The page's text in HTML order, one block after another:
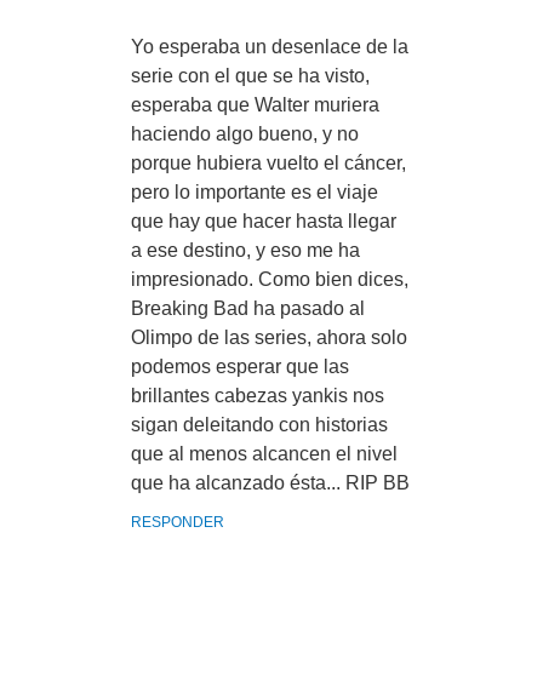
Yo esperaba un desenlace de la
serie con el que se ha visto,
esperaba que Walter muriera
haciendo algo bueno, y no
porque hubiera vuelto el cáncer,
pero lo importante es el viaje
que hay que hacer hasta llegar
a ese destino, y eso me ha
impresionado. Como bien dices,
Breaking Bad ha pasado al
Olimpo de las series, ahora solo
podemos esperar que las
brillantes cabezas yankis nos
sigan deleitando con historias
que al menos alcancen el nivel
que ha alcanzado ésta... RIP BB
RESPONDER